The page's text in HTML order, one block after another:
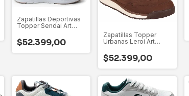
Zapatillas Deportivas
Topper Sendai Art
$52.399,00
Zapatillas Topper
Urbanas Leroi Art
$52.399,00